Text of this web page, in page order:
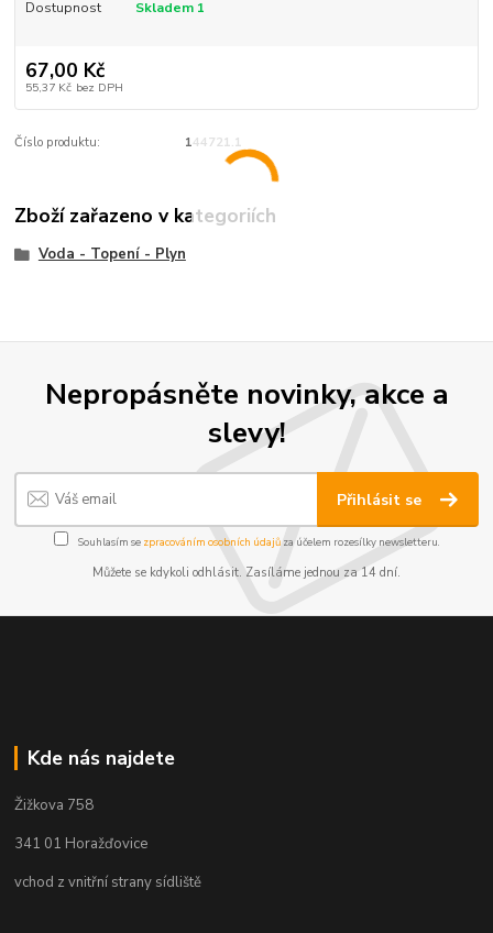
Dostupnost Skladem 1
67,00 Kč
55,37 Kč bez DPH
Číslo produktu: 144721.1
Zboží zařazeno v kategoriích
Voda - Topení - Plyn
Nepropásněte novinky, akce a
slevy!
Přihlásit se
Souhlasím se zpracováním osobních údajůza účelem rozesílky newsletteru.
Můžete se kdykoli odhlásit. Zasíláme jednou za 14 dní.
Kde nás najdete
Žižkova 758
341 01 Horažďovice
vchod z vnitřní strany sídliště